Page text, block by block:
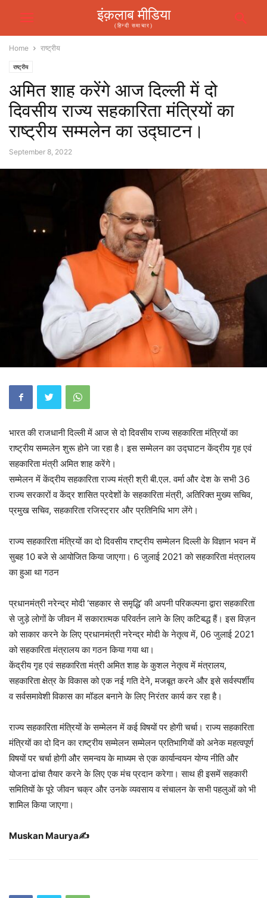
इंक़लाब मीडिया
(हिन्दी समाचार)
Home राष्ट्रीय
राष्ट्रीय
अमित शाह करेंगे आज दिल्ली में दो
दिवसीय राज्य सहकारिता मंत्रियों का
राष्ट्रीय सम्मलेन का उद्घाटन।
September 8, 2022
भारत की राजधानी दिल्ली में आज से दो दिवसीय राज्य सहकारिता मंत्रियों का
राष्ट्रीय सम्मलेन शुरू होने जा रहा है। इस सम्मेलन का उद्घाटन केंद्रीय गृह एवं
सहकारिता मंत्री अमित शाह करेंगे।
सम्मेलन में केंद्रीय सहकारिता राज्य मंत्री श्री बी.एल. वर्मा और देश के सभी 36
राज्य सरकारों व केंद्र शासित प्रदेशों के सहकारिता मंत्री, अतिरिक्त मुख्य सचिव,
प्रमुख सचिव, सहकारिता रजिस्ट्रार और प्रतिनिधि भाग लेंगे।
राज्य सहकारिता मंत्रियों का दो दिवसीय राष्ट्रीय सम्मेलन दिल्ली के विज्ञान भवन में
सुबह 10 बजे से आयोजित किया जाएगा। 6 जुलाई 2021 को सहकारिता मंत्रालय
का हुआ था गठन
प्रधानमंत्री नरेन्द्र मोदी ‘सहकार से समृद्धि’ की अपनी परिकल्पना द्वारा सहकारिता
से जुड़े लोगों के जीवन में सकारात्मक परिवर्तन लाने के लिए कटिबद्ध हैं। इस विज़न
को साकार करने के लिए प्रधानमंत्री नरेन्द्र मोदी के नेतृत्व में, 06 जुलाई 2021
को सहकारिता मंत्रालय का गठन किया गया था।
केंद्रीय गृह एवं सहकारिता मंत्री अमित शाह के कुशल नेतृत्व में मंत्रालय,
सहकारिता क्षेत्र के विकास को एक नई गति देने, मजबूत करने और इसे सर्वस्पर्शीय
व सर्वसमावेशी विकास का मॉडल बनाने के लिए निरंतर कार्य कर रहा है।
राज्य सहकारिता मंत्रियों के सम्मेलन में कई विषयों पर होगी चर्चा। राज्य सहकारिता
मंत्रियों का दो दिन का राष्ट्रीय सम्मेलन सम्मेलन प्रतिभागियों को अनेक महत्वपूर्ण
विषयों पर चर्चा होगी और समन्वय के माध्यम से एक कार्यान्वयन योग्य नीति और
योजना ढांचा तैयार करने के लिए एक मंच प्रदान करेगा। साथ ही इसमें सहकारी
समितियों के पूरे जीवन चक्र और उनके व्यवसाय व संचालन के सभी पहलुओं को भी
शामिल किया जाएगा।
Muskan Maurya✍️